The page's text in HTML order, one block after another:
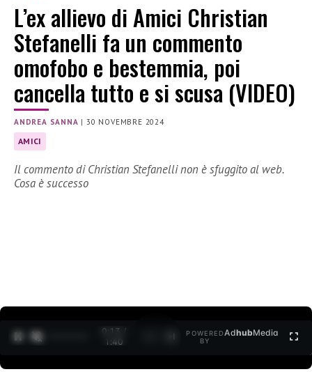
L’ex allievo di Amici Christian
Stefanelli fa un commento
omofobo e bestemmia, poi
cancella tutto e si scusa (VIDEO)
ANDREA SANNA |30 NOVEMBRE 2024
AMICI
Il commento di Christian Stefanelli non è sfuggito al web.
Cosa è successo
0:14 /
1:40
POWERED
BY
AdhubMedia